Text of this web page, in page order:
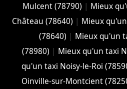
Mulcent (78790) | Mieux
Château (78640) | Mieux
(78640) | Mieux qu'un
(78980) | Mieux qu'un taxi
qu'un taxi Noisy-le-Roi
Oinville-sur-Montcient